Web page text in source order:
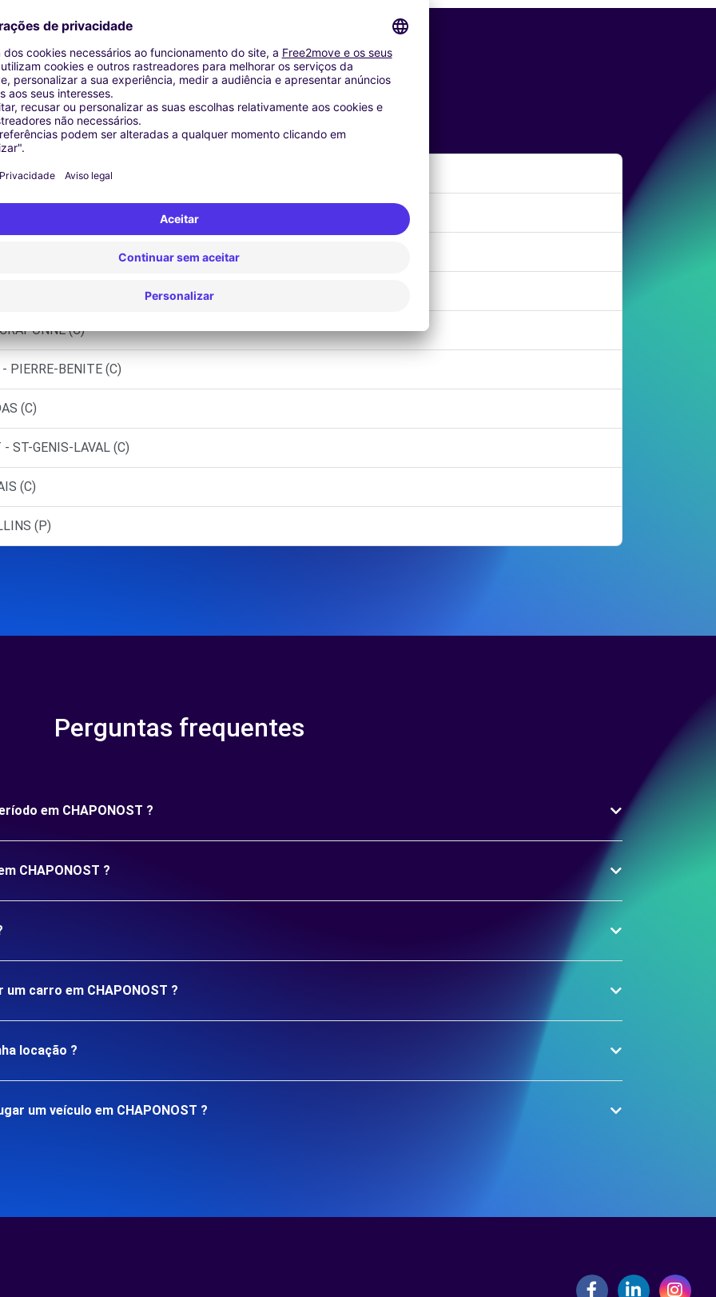
Agências similares
(P)
FOY-LES-LYON (C)
(C)
PIERRE-BENITE (C)
(C)
ST-GENIS-LAVAL (C)
(C)
(P)
Perguntas frequentes
em CHAPONOST ?
CHAPONOST ?
carro em CHAPONOST ?
locação ?
um veículo em CHAPONOST ?